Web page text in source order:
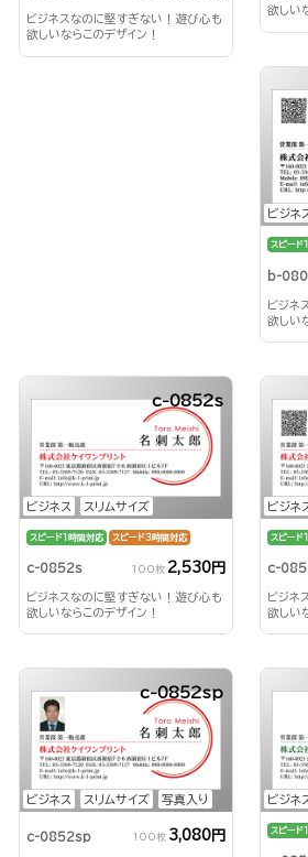
ビジネスなのに堅すぎない！遊び心も
欲しいならこのデザイン！
欲しい
ビジネ
スピード
b-
ビジネ
欲しい
ビジネス スリムサイズ
c-0852s
スピード1時間対応 スピード3時間対応
c-0852s 100枚 2,530円
ビジネスなのに堅すぎない！遊び心も
欲しいならこのデザイン！
ビジネ
スピード
c-
ビジネ
欲しい
ビジネス スリムサイズ 写真入り
c-0852sp
c-0852sp 100枚 3,080円
ビジネ
スピード